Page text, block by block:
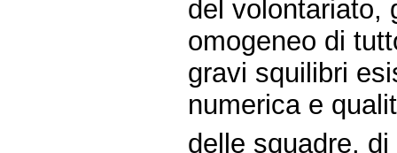
del volontariato,
omogeneo di
gravi squilibri
numerica e
delle squadre,